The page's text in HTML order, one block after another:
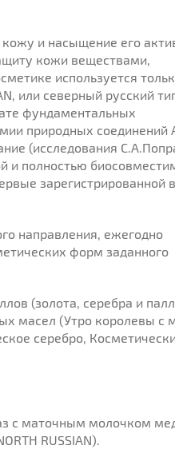
кожу и насыщение его
кожи веществами,
используется
или северный русский
фундаментальных
природных соединений
(исследования
и полностью
зарегистрированной
направления, ежегодно
форм заданного
(золота, серебра и
масел (Утро королевы с
серебро,
с маточным молочком
RUSSIAN).